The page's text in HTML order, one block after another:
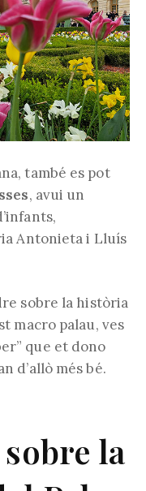
també es pot
, avui un
Antonieta i Lluís
sobre la història
macro palau, ves
que et dono
d’allò més bé.
la